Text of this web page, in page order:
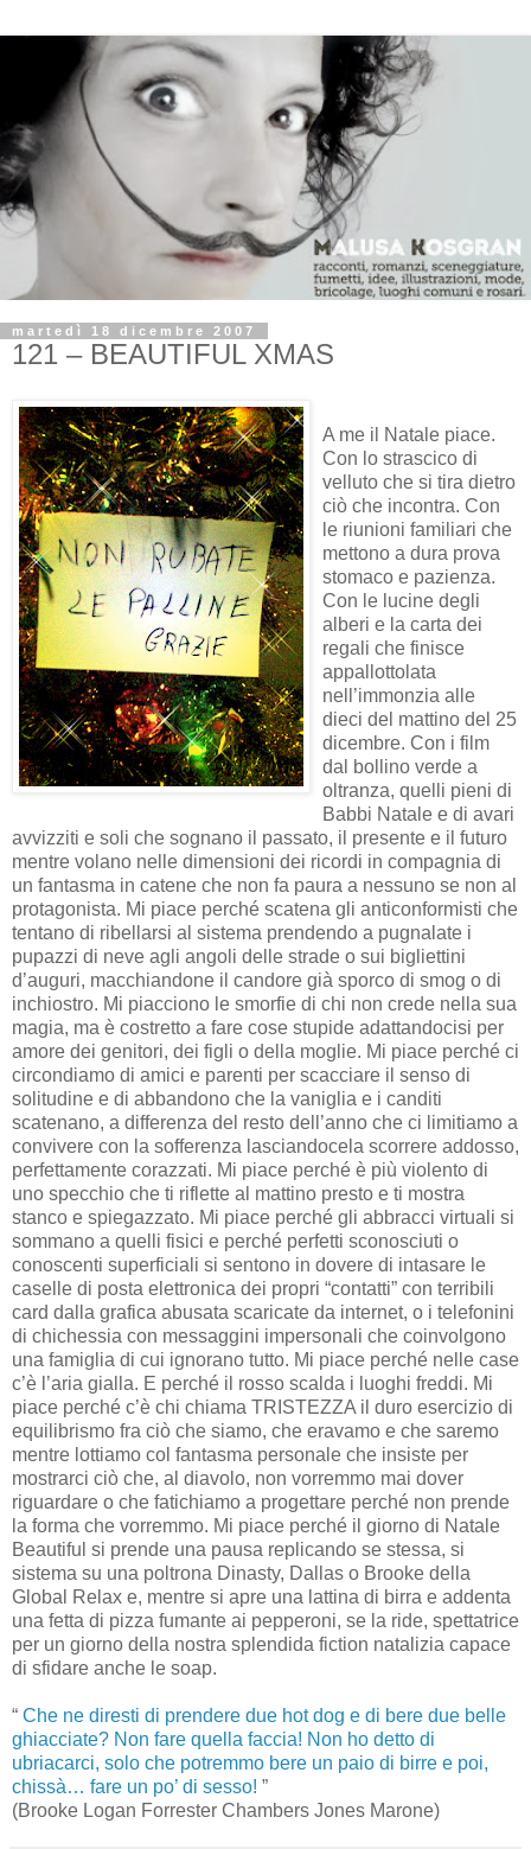
martedì 18 dicembre 2007
121 – BEAUTIFUL XMAS
A me il Natale piace.
Con lo strascico di
velluto che si tira dietro
ciò che incontra. Con
le riunioni familiari che
mettono a dura prova
stomaco e pazienza.
Con le lucine degli
alberi e la carta dei
regali che finisce
appallottolata
nell’immonzia alle
dieci del mattino del 25
dicembre. Con i film
dal bollino verde a
oltranza, quelli pieni di
Babbi Natale e di avari
avvizziti e soli che sognano il passato, il presente e il futuro
mentre volano nelle dimensioni dei ricordi in compagnia di
un fantasma in catene che non fa paura a nessuno se non al
protagonista. Mi piace perché scatena gli anticonformisti che
tentano di ribellarsi al sistema prendendo a pugnalate i
pupazzi di neve agli angoli delle strade o sui bigliettini
d’auguri, macchiandone il candore già sporco di smog o di
inchiostro. Mi piacciono le smorfie di chi non crede nella sua
magia, ma è costretto a fare cose stupide adattandocisi per
amore dei genitori, dei figli o della moglie. Mi piace perché ci
circondiamo di amici e parenti per scacciare il senso di
solitudine e di abbandono che la vaniglia e i canditi
scatenano, a differenza del resto dell’anno che ci limitiamo a
convivere con la sofferenza lasciandocela scorrere addosso,
perfettamente corazzati. Mi piace perché è più violento di
uno specchio che ti riflette al mattino presto e ti mostra
stanco e spiegazzato. Mi piace perché gli abbracci virtuali si
sommano a quelli fisici e perché perfetti sconosciuti o
conoscenti superficiali si sentono in dovere di intasare le
caselle di posta elettronica dei propri “contatti” con terribili
card dalla grafica abusata scaricate da internet, o i telefonini
di chichessia con messaggini impersonali che coinvolgono
una famiglia di cui ignorano tutto. Mi piace perché nelle case
c’è l’aria gialla. E perché il rosso scalda i luoghi freddi. Mi
piace perché c’è chi chiama TRISTEZZA il duro esercizio di
equilibrismo fra ciò che siamo, che eravamo e che saremo
mentre lottiamo col fantasma personale che insiste per
mostrarci ciò che, al diavolo, non vorremmo mai dover
riguardare o che fatichiamo a progettare perché non prende
la forma che vorremmo. Mi piace perché il giorno di Natale
Beautiful si prende una pausa replicando se stessa, si
sistema su una poltrona Dinasty, Dallas o Brooke della
Global Relax e, mentre si apre una lattina di birra e addenta
una fetta di pizza fumante ai pepperoni, se la ride, spettatrice
per un giorno della nostra splendida fiction natalizia capace
di sfidare anche le soap.
“ Che ne diresti di prendere due hot dog e di bere due belle
ghiacciate? Non fare quella faccia! Non ho detto di
ubriacarci, solo che potremmo bere un paio di birre e poi,
chissà… fare un po’ di sesso! ”
(Brooke Logan Forrester Chambers Jones Marone)